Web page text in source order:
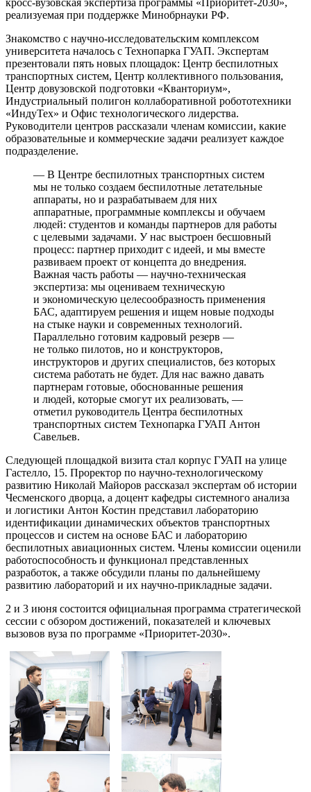
кросс-вузовская экспертиза программы «Приоритет-2030»,
реализуемая при поддержке Минобрнауки РФ.
Знакомство с научно-исследовательским комплексом
университета началось с Технопарка ГУАП. Экспертам
презентовали пять новых площадок: Центр беспилотных
транспортных систем, Центр коллективного пользования,
Центр довузовской подготовки «Кванториум»,
Индустриальный полигон коллаборативной робототехники
«ИндуТех» и Офис технологического лидерства.
Руководители центров рассказали членам комиссии, какие
образовательные и коммерческие задачи реализует каждое
подразделение.
— В Центре беспилотных транспортных систем
мы не только создаем беспилотные летательные
аппараты, но и разрабатываем для них
аппаратные, программные комплексы и обучаем
людей: студентов и команды партнеров для работы
с целевыми задачами. У нас выстроен бесшовный
процесс: партнер приходит с идеей, и мы вместе
развиваем проект от концепта до внедрения.
Важная часть работы — научно-техническая
экспертиза: мы оцениваем техническую
и экономическую целесообразность применения
БАС, адаптируем решения и ищем новые подходы
на стыке науки и современных технологий.
Параллельно готовим кадровый резерв —
не только пилотов, но и конструкторов,
инструкторов и других специалистов, без которых
система работать не будет. Для нас важно давать
партнерам готовые, обоснованные решения
и людей, которые смогут их реализовать, —
отметил руководитель Центра беспилотных
транспортных систем Технопарка ГУАП Антон
Савельев.
Следующей площадкой визита стал корпус ГУАП на улице
Гастелло, 15. Проректор по научно-технологическому
развитию Николай Майоров рассказал экспертам об истории
Чесменского дворца, а доцент кафедры системного анализа
и логистики Антон Костин представил лабораторию
идентификации динамических объектов транспортных
процессов и систем на основе БАС и лабораторию
беспилотных авиационных систем. Члены комиссии оценили
работоспособность и функционал представленных
разработок, а также обсудили планы по дальнейшему
развитию лабораторий и их научно-прикладные задачи.
2 и 3 июня состоится официальная программа стратегической
сессии с обзором достижений, показателей и ключевых
вызовов вуза по программе «Приоритет-2030».